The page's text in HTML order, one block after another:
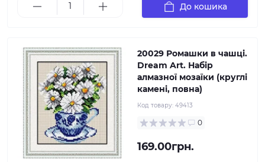
До кошика
20029 Ромашки в чашці.
Dream Art. Набір
алмазної мозаїки (круглі
камені, повна)
Код товару: 49413
0
169.00грн.